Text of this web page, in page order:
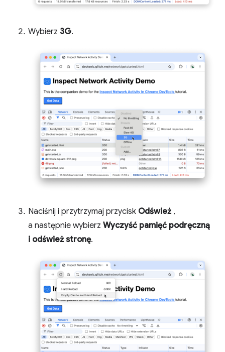
Wybierz 3G.
Naciśnij i przytrzymaj przycisk Odśwież ,
a następnie wybierz Wyczyść pamięć podręczną
i odśwież stronę.